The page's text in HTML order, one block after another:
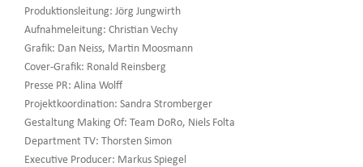
Produktionsleitung: Jörg Jungwirth
Aufnahmeleitung: Christian Vechy
Grafik: Dan Neiss, Martin Moosmann
Cover-Grafik: Ronald Reinsberg
Presse PR: Alina Wolff
Projektkoordination: Sandra Stromberger
Gestaltung Making Of: Team DoRo, Niels Folta
Department TV: Thorsten Simon
Executive Producer: Markus Spiegel